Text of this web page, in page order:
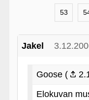
53
Jakel
Goose (
Elokuvan